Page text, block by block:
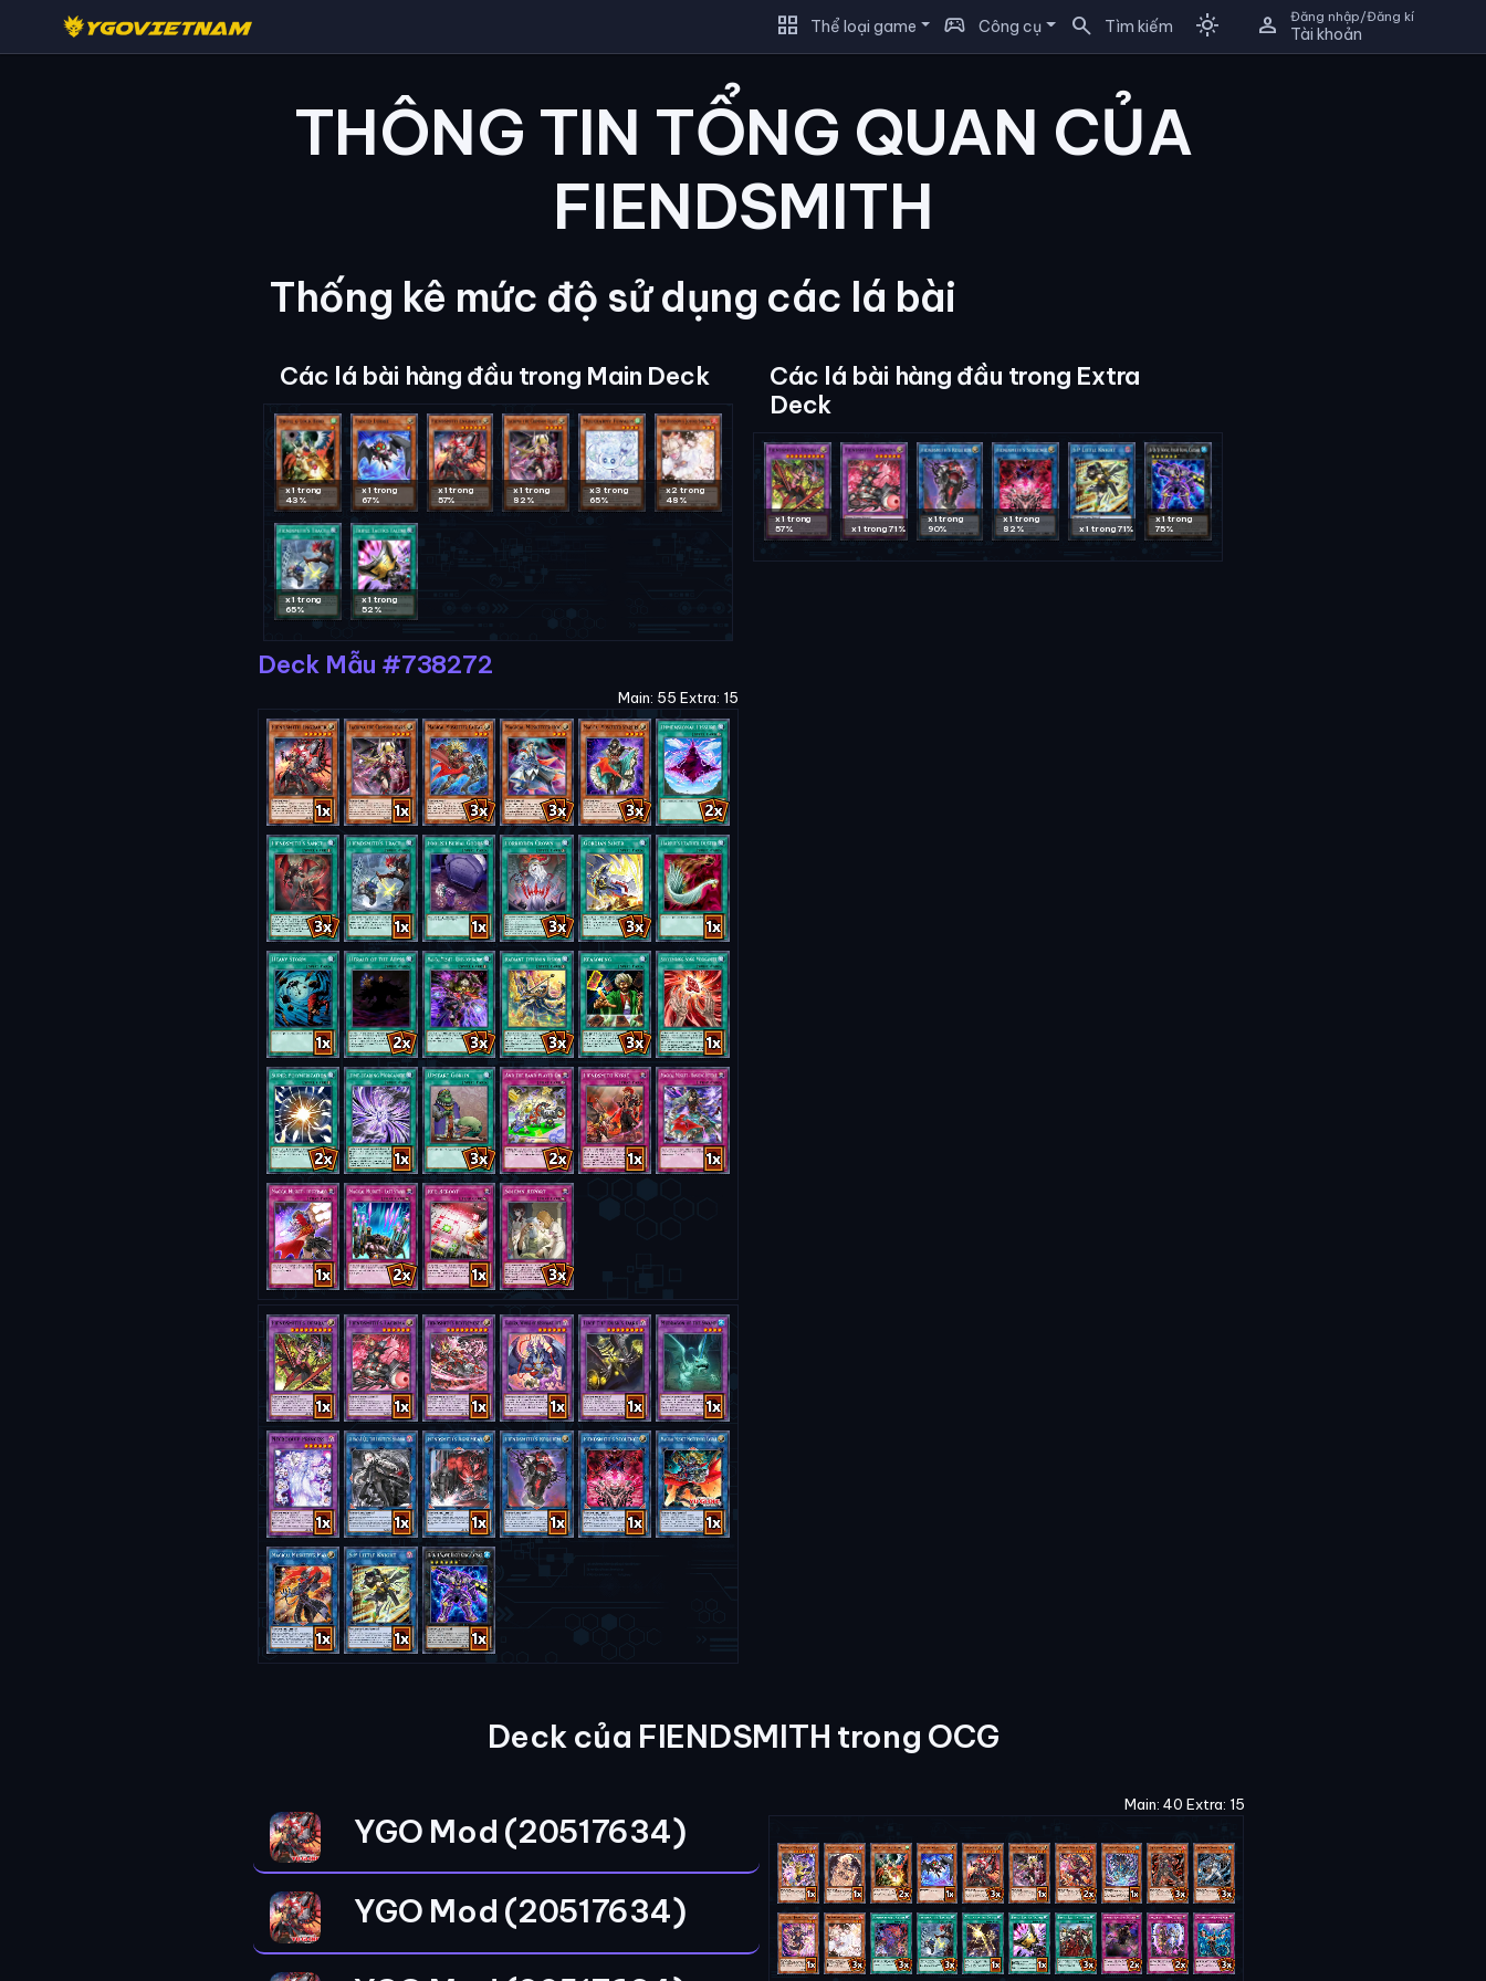
grid_view Thể loại game sports_esports Công cụ search Tìm kiếm light_mode person Đăng nhập/Đăng kí
Tài khoản
THÔNG TIN TỔNG QUAN CỦA
FIENDSMITH
Thống kê mức độ sử dụng các lá bài
Các lá bài hàng đầu trong Main Deck
x1 trong
43%
x1 trong
67%
x1 trong
57%
x1 trong
82%
x3 trong
65%
x2 trong
48%
x1 trong
65%
x1 trong
52%
Các lá bài hàng đầu trong Extra
Deck
x1 trong
57%
x1 trong 71%
x1 trong
90%
x1 trong
82%
x1 trong 71%
x1 trong
75%
Deck Mẫu #738272
Main: 55 Extra: 15
Deck của FIENDSMITH trong OCG
YGO Mod (20517634)
Main: 40 Extra: 15
YGO Mod (20517634)